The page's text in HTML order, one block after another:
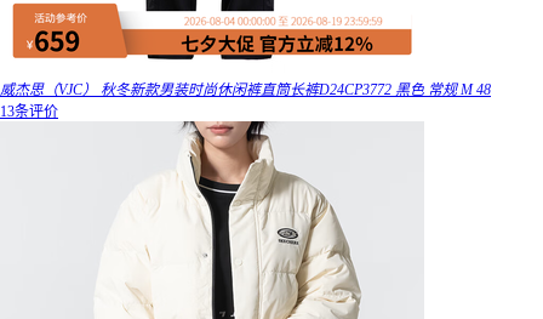
威杰思（VJC） 秋冬新款男装时尚休闲裤直筒长裤D24CP3772 黑色 常规 M 48
13条评价